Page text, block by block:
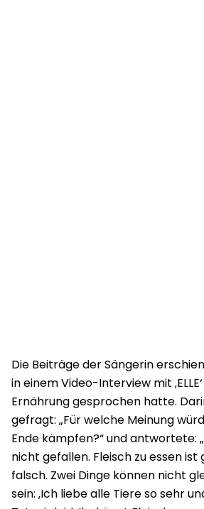
Die Beiträge der Sängerin
in einem Video-Interview mit
Ernährung gesprochen hatte.
gefragt: „Für welche Meinung
Ende kämpfen?“ und antwortete:
nicht gefallen. Fleisch zu essen
falsch. Zwei Dinge können nicht
sein: ‚Ich liebe alle Tiere so sehr